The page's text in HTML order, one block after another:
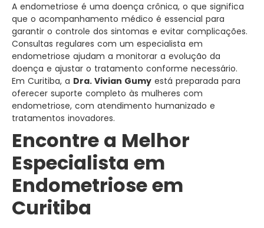
A endometriose é uma doença crônica, o que significa
que o acompanhamento médico é essencial para
garantir o controle dos sintomas e evitar complicações.
Consultas regulares com um especialista em
endometriose ajudam a monitorar a evolução da
doença e ajustar o tratamento conforme necessário.
Em Curitiba, a Dra. Vivian Gumy está preparada para
oferecer suporte completo às mulheres com
endometriose, com atendimento humanizado e
tratamentos inovadores.
Encontre a Melhor
Especialista em
Endometriose em
Curitiba